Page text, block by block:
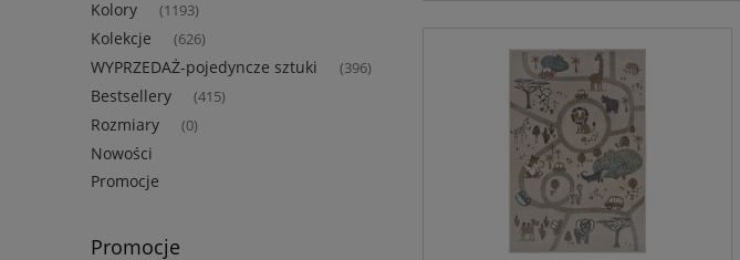
Kolory (1193)
Kolekcje (626)
WYPRZEDAŻ-pojedyncze sztuki (396)
Bestsellery (415)
Rozmiary (0)
Nowości
Promocje
Promocje